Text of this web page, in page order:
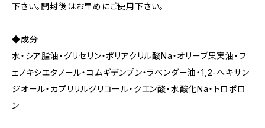
下さい。開封後はお早めにご使用下さい。
◆成分
水・シア脂油・グリセリン・ポリアクリル酸Na・オリーブ果実油・フ
ェノキシエタノール・コムギデンプン・ラベンダー油・1,2-ヘキサン
ジオール・カプリリルグリコール・クエン酸・水酸化Na・トロポロ
ン